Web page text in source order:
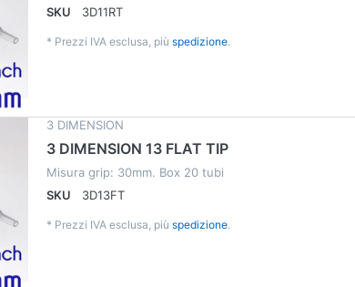
SKU
3D11RT
* Prezzi IVA esclusa, più spedizione.
3 DIMENSION
3 DIMENSION 13 FLAT TIP
Misura grip: 30mm. Box 20 tubi
SKU
3D13FT
* Prezzi IVA esclusa, più spedizione.